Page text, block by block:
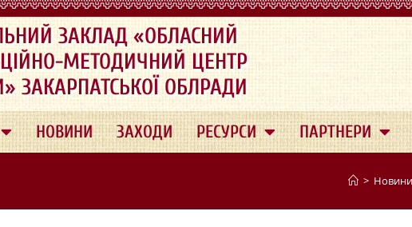
ЗАКЛАД «ОБЛАСНИЙ
МЕТОДИЧНИЙ ЦЕНТР
ЗАКАРПАТСЬКОЇ ОБЛРАДИ
НОВИНИ ЗАХОДИ РЕСУРСИ ПАРТНЕРИ
> Новини